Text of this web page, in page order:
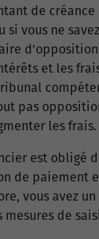
de créance
vous ne
d'opposition
et les
pas
les frais.
est obligé
de paiement
vous avez
de